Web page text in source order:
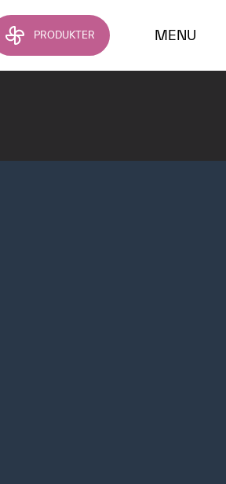
PRODUKTER MENU